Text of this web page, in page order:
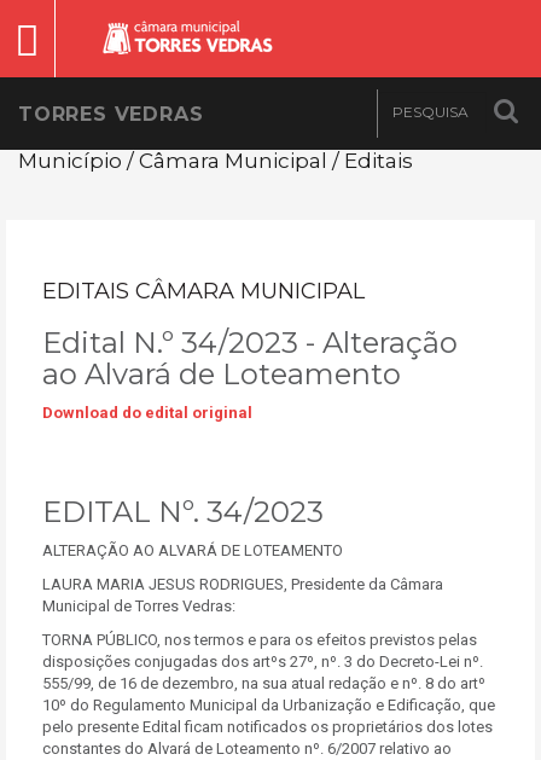
TORRES VEDRAS
Município / Câmara Municipal / Editais
EDITAIS CÂMARA MUNICIPAL
Edital N.º 34/2023 - Alteração
ao Alvará de Loteamento
Download do edital original
EDITAL Nº. 34/2023
ALTERAÇÃO AO ALVARÁ DE LOTEAMENTO
LAURA MARIA JESUS RODRIGUES, Presidente da Câmara
Municipal de Torres Vedras:
TORNA PÚBLICO, nos termos e para os efeitos previstos pelas
disposições conjugadas dos artºs 27º, nº. 3 do Decreto-Lei nº.
555/99, de 16 de dezembro, na sua atual redação e nº. 8 do artº
10º do Regulamento Municipal da Urbanização e Edificação, que
pelo presente Edital ficam notificados os proprietários dos lotes
constantes do Alvará de Loteamento nº. 6/2007 relativo ao